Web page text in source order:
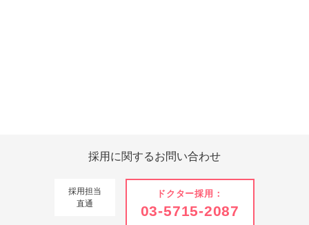
採用に関するお問い合わせ
採用担当
直通
ドクター採用：
03-5715-2087